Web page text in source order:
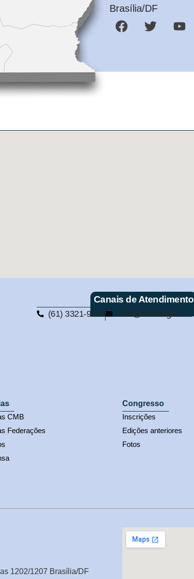
Brasília/DF
Canais de Atendimento
(61) 3321-9563 cmb@cmb.org.br
CMB
Federações
Congresso
Inscrições
Edições anteriores
Fotos
1202/1207 Brasília/DF